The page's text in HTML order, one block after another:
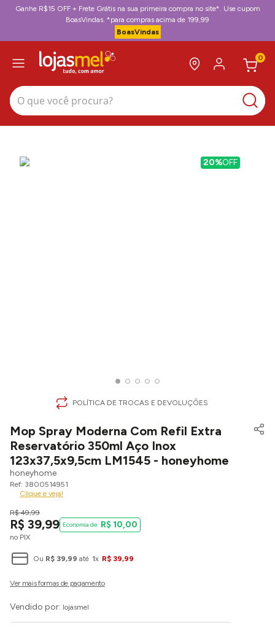
Ganhe R$15 OFF + Frete Grátis na sua primeira compra no site*. Use cupom
BoasVindas. *para compras acima de 199,99
BoasVindas
0
O que você procura?
20%OFF
POLÍTICA DE TROCAS E DEVOLUÇÕES
Mop Spray Moderna Com Refil Extra
Reservatório 350ml Aço Inox
123x37,5x9,5cm LM1545 - honeyhome
honeyhome
3800514951
Clique e veja!
R$ 49,99
R$ 39,99
no PIX
R$ 10,00
Ou R$ 39,99 até 1x R$ 39,99
Vendido por: lojasmel